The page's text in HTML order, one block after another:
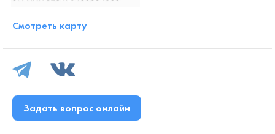
Смотреть карту
Задать вопрос онлайн